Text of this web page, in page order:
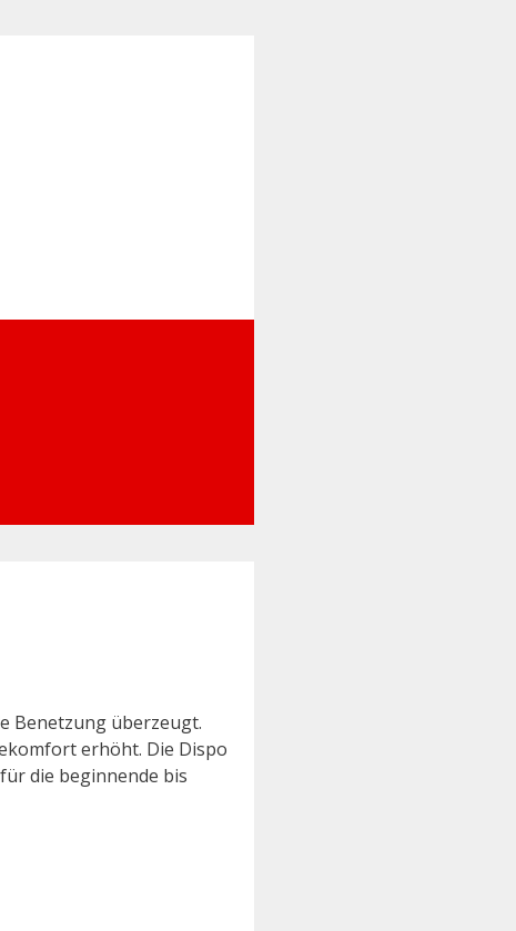
Benetzung überzeugt.
erhöht. Die Dispo
die beginnende bis